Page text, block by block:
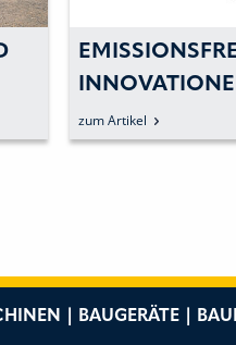
zum Artikel
| BAUGERÄTE |